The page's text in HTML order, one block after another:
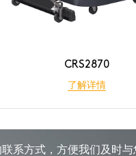
CRS2870
了解详情
系方式，方便我们及时与